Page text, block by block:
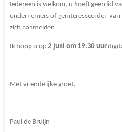
Iedereen is welkom, u hoeft geen lid
ondernemers of geïnteresseerden
zich aanmelden.
Ik hoop u op 2 juni om 19.30 uur
Met vriendelijke groet,
Paul de Bruijn